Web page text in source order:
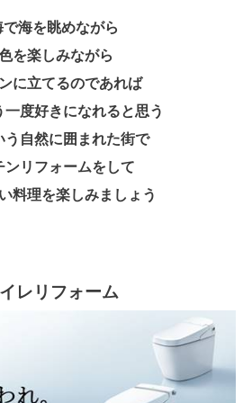
海を眺めながら
を楽しみながら
に立てるのであれば
度好きになれると思う
自然に囲まれた街で
リフォームをして
料理を楽しみましょう
イレリフォーム